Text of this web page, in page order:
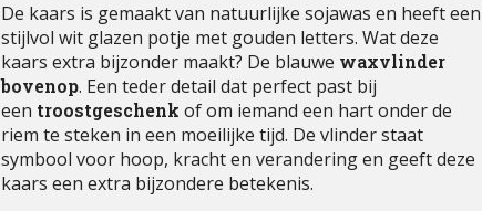
De kaars is gemaakt van natuurlijke sojawas en heeft een
stijlvol wit glazen potje met gouden letters. Wat deze
kaars extra bijzonder maakt? De blauwe waxvlinder
bovenop. Een teder detail dat perfect past bij
een troostgeschenk of om iemand een hart onder de
riem te steken in een moeilijke tijd. De vlinder staat
symbool voor hoop, kracht en verandering en geeft deze
kaars een extra bijzondere betekenis.